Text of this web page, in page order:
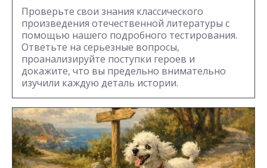
Проверьте свои знания классического
произведения отечественной литературы с
помощью нашего подробного тестирования.
Ответьте на серьезные вопросы,
проанализируйте поступки героев и
докажите, что вы предельно внимательно
изучили каждую деталь истории.